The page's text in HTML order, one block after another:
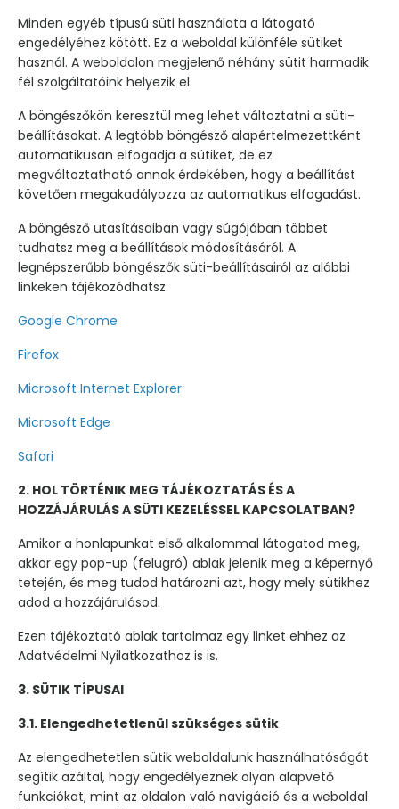
Minden egyéb típusú süti használata a látogató
engedélyéhez kötött. Ez a weboldal különféle sütiket
használ. A weboldalon megjelenő néhány sütit harmadik
fél szolgáltatóink helyezik el.
A böngészőkön keresztül meg lehet változtatni a süti-
beállításokat. A legtöbb böngésző alapértelmezettként
automatikusan elfogadja a sütiket, de ez
megváltoztatható annak érdekében, hogy a beállítást
követően megakadályozza az automatikus elfogadást.
A böngésző utasításaiban vagy súgójában többet
tudhatsz meg a beállítások módosításáról. A
legnépszerűbb böngészők süti-beállításairól az alábbi
linkeken tájékozódhatsz:
Google Chrome
Firefox
Microsoft Internet Explorer
Microsoft Edge
Safari
2. HOL TÖRTÉNIK MEG TÁJÉKOZTATÁS ÉS A
HOZZÁJÁRULÁS A SÜTI KEZELÉSSEL KAPCSOLATBAN?
Amikor a honlapunkat első alkalommal látogatod meg,
akkor egy pop-up (felugró) ablak jelenik meg a képernyő
tetején, és meg tudod határozni azt, hogy mely sütikhez
adod a hozzájárulásod.
Ezen tájékoztató ablak tartalmaz egy linket ehhez az
Adatvédelmi Nyilatkozathoz is is.
3. SÜTIK TÍPUSAI
3.1. Elengedhetetlenül szükséges sütik
Az elengedhetetlen sütik weboldalunk használhatóságát
segítik azáltal, hogy engedélyeznek olyan alapvető
funkciókat, mint az oldalon való navigáció és a weboldal